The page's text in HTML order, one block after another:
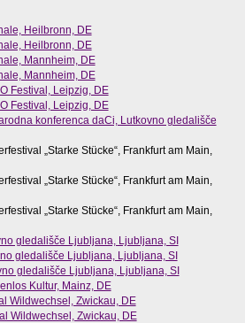
Heilbronn, DE
Heilbronn, DE
Mannheim, DE
Mannheim, DE
Festival, Leipzig, DE
Festival, Leipzig, DE
konferenca daCi, Lutkovno gledališče
„Starke Stücke“, Frankfurt am Main,
„Starke Stücke“, Frankfurt am Main,
„Starke Stücke“, Frankfurt am Main,
gledališče Ljubljana, Ljubljana, SI
gledališče Ljubljana, Ljubljana, SI
gledališče Ljubljana, Ljubljana, SI
Kultur, Mainz, DE
Wildwechsel, Zwickau, DE
Wildwechsel, Zwickau, DE